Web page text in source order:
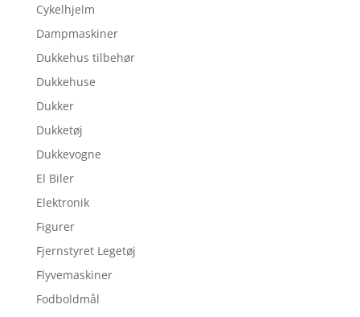
Cykelhjelm
Dampmaskiner
Dukkehus tilbehør
Dukkehuse
Dukker
Dukketøj
Dukkevogne
El Biler
Elektronik
Figurer
Fjernstyret Legetøj
Flyvemaskiner
Fodboldmål